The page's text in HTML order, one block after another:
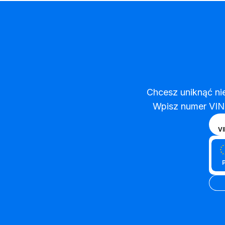
Chcesz uniknąć
Wpisz numer